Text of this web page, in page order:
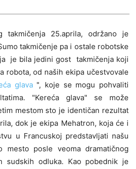
25.aprila, održano je
takmičenje pa i ostale robotske
je bila jedini gost takmičenja koji
robota, od naših ekipa učestvovale
glava", koje se mogu pohvaliti
"Kereća glava" se može
mestom sto je identičan rezultat
dok je ekipa Mehatron, koja će i
u Francuskoj predstavljati našu
mesto posle veoma dramatičnog
sudskih odluka. Kao pobednik je